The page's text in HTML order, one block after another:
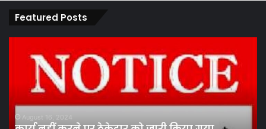
Featured Posts
एवं
कानूनी
प्रक्रिया
के
तहत
पांच
August 13, 2024
पारदर्शिता एवं कानूनी प्रक्रिया के तहत पांच सदस्य